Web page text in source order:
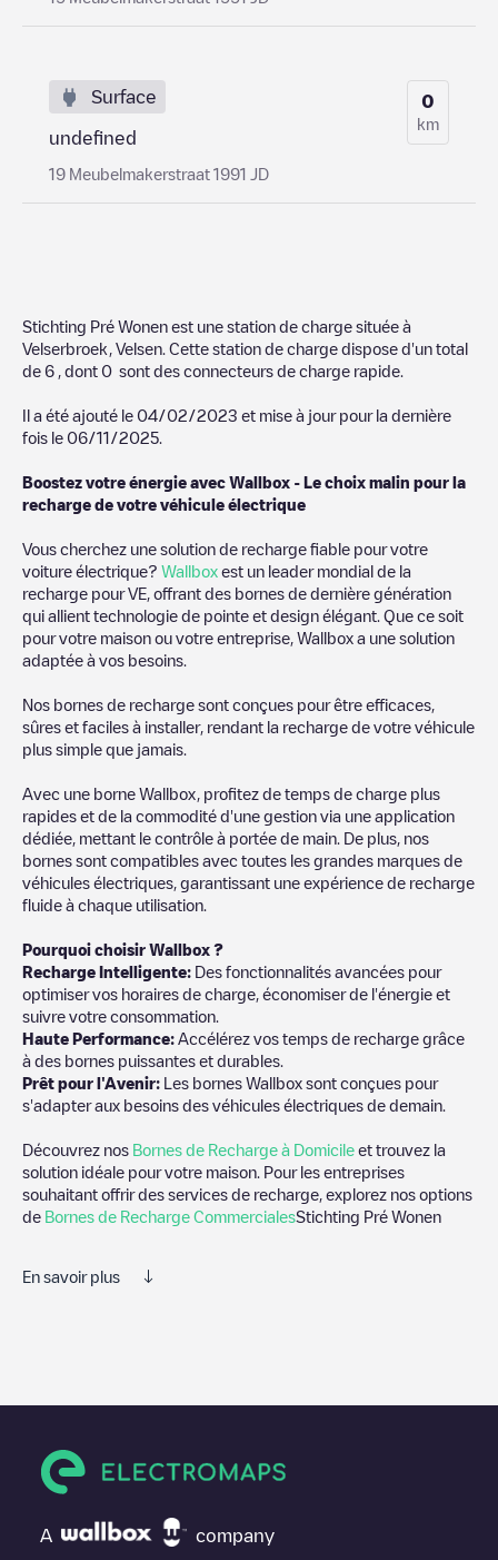
Surface
undefined
19 Meubelmakerstraat 1991 JD
0
km
Stichting Pré Wonen est une station de charge située à
Velserbroek Velsen . Cette station de charge dispose d'un total
de 6 , dont 0 sont des connecteurs de charge rapide.
Il a été ajouté le 04/02/2023 et mise à jour pour la dernière
fois le 06/11/2025
Boostez votre énergie avec Wallbox - Le choix malin pour la
recharge de votre véhicule électrique
Vous cherchez une solution de recharge fiable pour votre
voiture électrique? Wallbox est un leader mondial de la
recharge pour VE, offrant des bornes de dernière génération
qui allient technologie de pointe et design élégant. Que ce soit
pour votre maison ou votre entreprise, Wallbox a une solution
adaptée à vos besoins.
Nos bornes de recharge sont conçues pour être efficaces,
sûres et faciles à installer, rendant la recharge de votre véhicule
plus simple que jamais.
Avec une borne Wallbox, profitez de temps de charge plus
rapides et de la commodité d'une gestion via une application
dédiée, mettant le contrôle à portée de main. De plus, nos
bornes sont compatibles avec toutes les grandes marques de
véhicules électriques, garantissant une expérience de recharge
fluide à chaque utilisation.
Pourquoi choisir Wallbox ?
Recharge Intelligente: Des fonctionnalités avancées pour
optimiser vos horaires de charge, économiser de l'énergie et
suivre votre consommation.
Haute Performance: Accélérez vos temps de recharge grâce
à des bornes puissantes et durables.
Prêt pour l'Avenir: Les bornes Wallbox sont conçues pour
s'adapter aux besoins des véhicules électriques de demain.
Découvrez nos Bornes de Recharge à Domicile et trouvez la
solution idéale pour votre maison. Pour les entreprises
souhaitant offrir des services de recharge, explorez nos options
de Bornes de Recharge CommercialesStichting Pré Wonen
En savoir plus
électrique la prochaine fois.
avez besoin, vérifiez en bas de la page le point de charge le
plus proche de chez vous sous "points de charge les plus
A company